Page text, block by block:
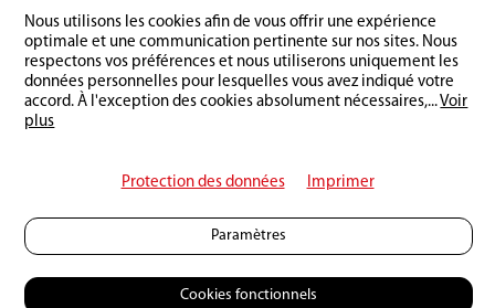
Retour à l'aperçu
Nous utilisons les cookies afin de vous offrir une expérience
optimale et une communication pertinente sur nos sites. Nous
respectons vos préférences et nous utiliserons uniquement les
données personnelles pour lesquelles vous avez indiqué votre
accord. À l'exception des cookies absolument nécessaires,...Voir
plus
Protection des données Imprimer
Paramètres
Cookies fonctionnels